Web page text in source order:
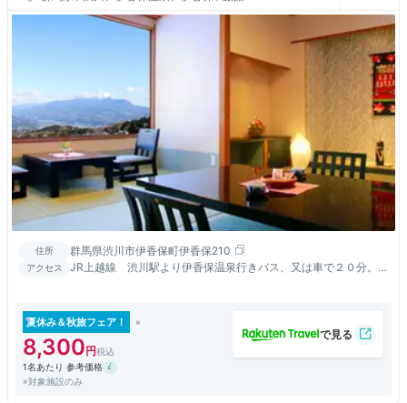
住所 群馬県渋川市伊香保町伊香保210
アクセス
JR上越線 渋川駅より伊香保温泉行きバス、又は車で２０分。
夏休み＆秋旅フェア！
8,300
1名あたり 参考価格
※対象施設のみ